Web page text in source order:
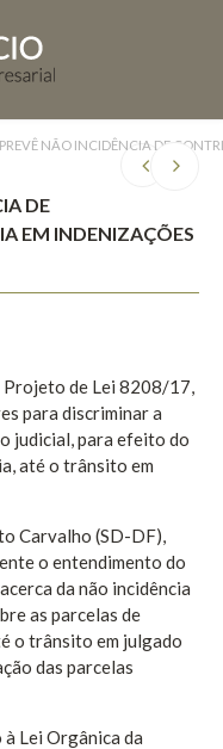
PREVÊ NÃO INCIDÊNCIA DE
DE
EM INDENIZAÇÕES
Projeto de Lei 8208/17,
para discriminar a
judicial, para efeito do
até o trânsito em
Carvalho (SD-DF),
o entendimento do
da não incidência
as parcelas de
o trânsito em julgado
das parcelas
Lei Orgânica da